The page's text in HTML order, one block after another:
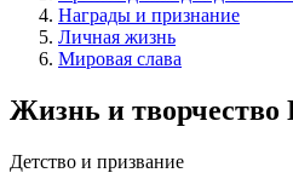
Награды и признание
Личная жизнь
Мировая слава
Жизнь и творчество
Детство и призвание